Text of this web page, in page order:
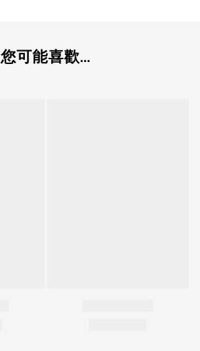
您可能喜歡...